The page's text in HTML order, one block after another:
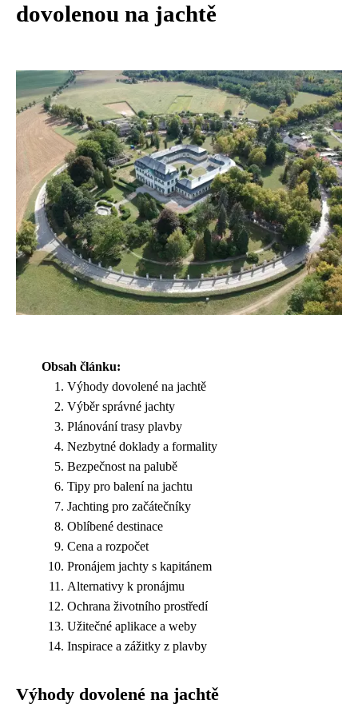
dovolenou na jachtě
Obsah článku:
Výhody dovolené na jachtě
Výběr správné jachty
Plánování trasy plavby
Nezbytné doklady a formality
Bezpečnost na palubě
Tipy pro balení na jachtu
Jachting pro začátečníky
Oblíbené destinace
Cena a rozpočet
Pronájem jachty s kapitánem
Alternativy k pronájmu
Ochrana životního prostředí
Užitečné aplikace a weby
Inspirace a zážitky z plavby
Výhody dovolené na jachtě